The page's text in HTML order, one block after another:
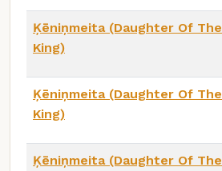
Ķēniņmeita (Daughter Of The
King)
Ķēniņmeita (Daughter Of The
King)
Ķēniņmeita (Daughter Of The